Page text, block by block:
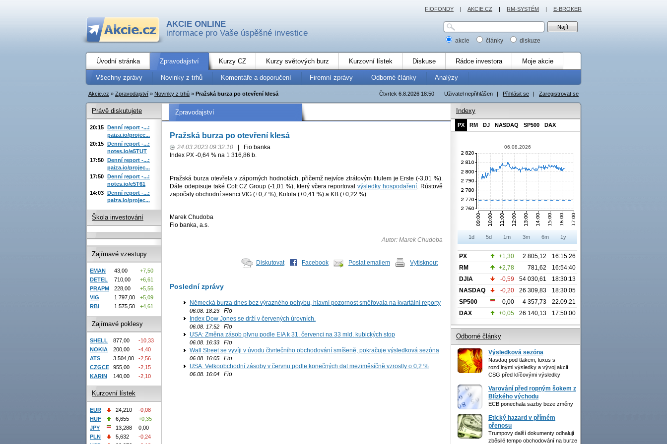
AKCIE ONLINE
informace pro Vaše úspěšné investice
akcie články diskuze
Úvodní stránka Zpravodajství Kurzy CZ Kurzy světových burz Kurzovní lístek Diskuse Rádce investora Moje akcie
Všechny zprávy Novinky z trhů Komentáře a doporučení Firemní zprávy Odborné články Analýzy
Uživatel nepřihlášen | Přihlásit se | Zaregistrovat se
Čtvrtek 6.8.2026 18:50
Akcie.cz » Zpravodajství » Novinky z trhů » Pražská burza po otevření klesá
Zpravodajství
Pražská burza po otevření klesá
24.03.2023 09:32:10
Fio banka
Index PX -0,64 % na 1 316,86 b.
Pražská burza otevřela v záporných hodnotách, přičemž nejvíce ztrátovým titulem je Erste (-3,01 %).
Dále odepisuje také Colt CZ Group (-1,01 %), který včera reportovalvýsledky hospodaření . Růstově
započaly obchodní seanci VIG (+0,7 %), Kofola (+0,41 %) a KB (+0,22 %).
Marek Chudoba
Fio banka, a.s.
Autor: Marek Chudoba
Diskutovat Facebook Poslat emailem Vytisknout
Poslední zprávy
Německá burza dnes bez výrazného pohybu, hlavní pozornost směřovala na kvartální reporty
06.08. 18:23 Fio
Index Dow Jones se drží v červených úrovních.
06.08. 17:52 Fio
USA: Změna zásob plynu podle EIA k 31. červenci na 33 mld. kubických stop
06.08. 16:33 Fio
Wall Street se vyvíji v úvodu čtvrtečního obchodování smíšeně, pokračuje výsledková sezóna
06.08. 16:05 Fio
USA: Velkoobchodní zásoby v červnu podle konečných dat meziměsíčně vzrostly o 0,2 %
06.08. 16:04 Fio
Právě diskutujete
20:15 Denní report -...:
paiza.io/projec...
20:15 Denní report -...:
notes.io/e5TUT
17:50 Denní report -...:
paiza.io/projec...
17:50 Denní report -...:
notes.io/e5T61
14:03 Denní report -...:
paiza.io/projec...
Škola investování
Zajímavé vzestupy
EMAN 43,00
+7,50
DETEL
710,00
+6,61
PRAPM
228,00
+5,56
VIG
1 797,00
+5,09
RBI
1 575,50 +4,61
Zajímavé poklesy
SHELL 877,00
-10,33
NOKIA
200,00
-4,40
ATS
3 504,00
-2,56
CZGCE
955,00
-2,15
KARIN
140,00 -2,10
Kurzovní lístek
EUR 24,210
-0,08
HUF
6,655
+0,35
JPY
13,288
0,00
PLN
5,632
-0,24
Indexy
PX RM DJ NASDAQ SP500 DAX
06.08.2026
1d 5d 1m 3m 6m 1y
PX +1,30 2 805,12
16:15:26
RM
+2,78 781,62
16:54:40
DJIA
-0,59 54 030,61
18:30:13
NASDAQ
-0,20 26 309,83
18:30:05
SP500
0,00 4 357,73
22.09.21
DAX
+0,05 26 140,13 17:50:00
Odborné články
Výsledková sezóna
Nasdaq pod tlakem, luxus s
rozdílnými výsledky a vývoj akcií
CSG před klíčovými výsledky
Varování před ropným šokem z
Blízkého východu
ECB ponechala sazby beze změny
Etický hazard v přímém
přenosu
Trumpovy další dokumenty odhalují
zběsilé tempo obchodování na burze
FIOFONDY | AKCIE.CZ | RM-SYSTÉM | E-BROKER